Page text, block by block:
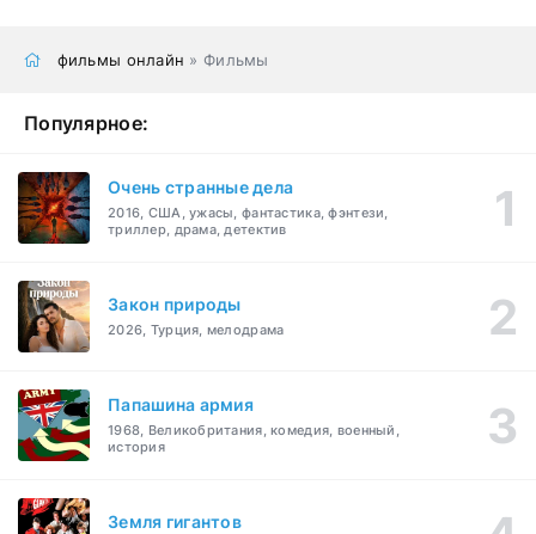
фильмы онлайн » Фильмы
Популярное:
Очень странные дела
2016, США, ужасы, фантастика, фэнтези,
триллер, драма, детектив
Закон природы
2026, Турция, мелодрама
Папашина армия
1968, Великобритания, комедия, военный,
история
Земля гигантов